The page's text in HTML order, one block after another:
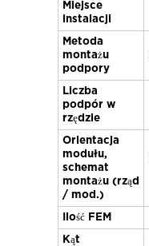
Miejsce
instalacji
Metoda
montażu
podpory
Liczba
podpór w
rzędzie
Orientacja
modułu,
schemat
montażu (rząd
/ mod.)
Ilość FEM
Kąt